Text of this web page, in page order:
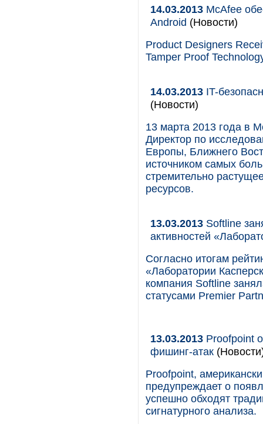
14.03.2013 McAfee
Android (Новости)
Product Designers
Tamper Proof
14.03.2013 IT-
(Новости)
13 марта 2013 года в
Директор по
Европы, Ближнего
источником самых
стремительно
ресурсов.
13.03.2013 Softline
активностей
Согласно итогам
«Лаборатории
компания Softline
статусами Premier
13.03.2013 Proofpoint
фишинг-атак
Proofpoint,
предупреждает о
успешно обходят
сигнатурного анализа.